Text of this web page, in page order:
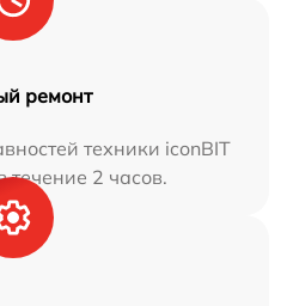
ремонт
техники iconBIT
течение 2 часов.